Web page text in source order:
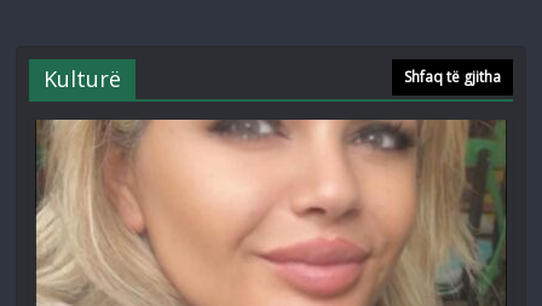
Kulturë Shfaq të gjitha